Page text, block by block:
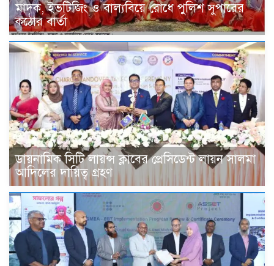
মাদক, ইভটিজিং ও বাল্যবিয়ে রোধে পুলিশ সুপারের
কঠোর বার্তা
ডায়নামিক সিটি লায়ন্স ক্লাবের প্রেসিডেন্ট লায়ন সালমা
আদিলের দায়িত্ব গ্রহণ